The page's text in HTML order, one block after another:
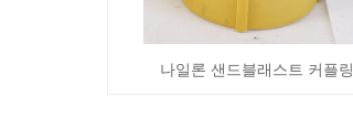
나일론 샌드블래스트 커플링